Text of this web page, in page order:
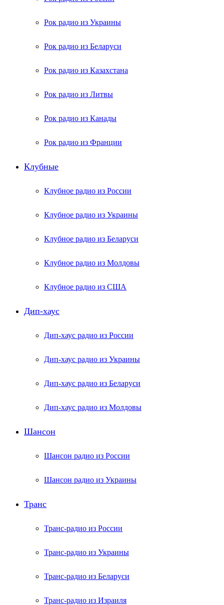
Рок радио из Украины
Рок радио из Беларуси
Рок радио из Казахстана
Рок радио из Литвы
Рок радио из Канады
Рок радио из Франции
Клубные
Клубное радио из России
Клубное радио из Украины
Клубное радио из Беларуси
Клубное радио из Молдовы
Клубное радио из США
Дип-хаус
Дип-хаус радио из России
Дип-хаус радио из Украины
Дип-хаус радио из Беларуси
Дип-хаус радио из Молдовы
Шансон
Шансон радио из России
Шансон радио из Украины
Транс
Транс-радио из России
Транс-радио из Украины
Транс-радио из Беларуси
Транс-радио из Израиля